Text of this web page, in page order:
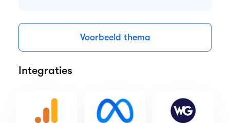
Voorbeeld thema
Integraties